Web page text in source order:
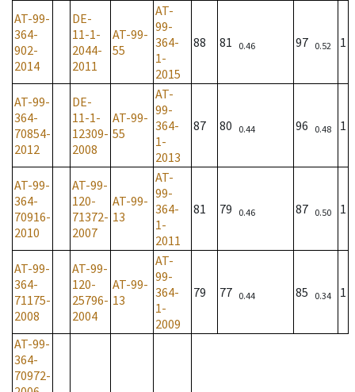
AT-99-
364-
902-
2014
DE-
11-1-
2044-
2011
AT-99-
55
AT-
99-
364-
1-
2015
88 81 0.46 97 0.52 1
AT-99-
364-
70854-
2012
DE-
11-1-
12309-
2008
AT-99-
55
AT-
99-
364-
1-
2013
87 80 0.44 96 0.48 1
AT-99-
364-
70916-
2010
AT-99-
120-
71372-
2007
AT-99-
13
AT-
99-
364-
1-
2011
81 79 0.46 87 0.50 1
AT-99-
364-
71175-
2008
AT-99-
120-
25796-
2004
AT-99-
13
AT-
99-
364-
1-
2009
79 77 0.44 85 0.34 1
AT-99-
364-
70972-